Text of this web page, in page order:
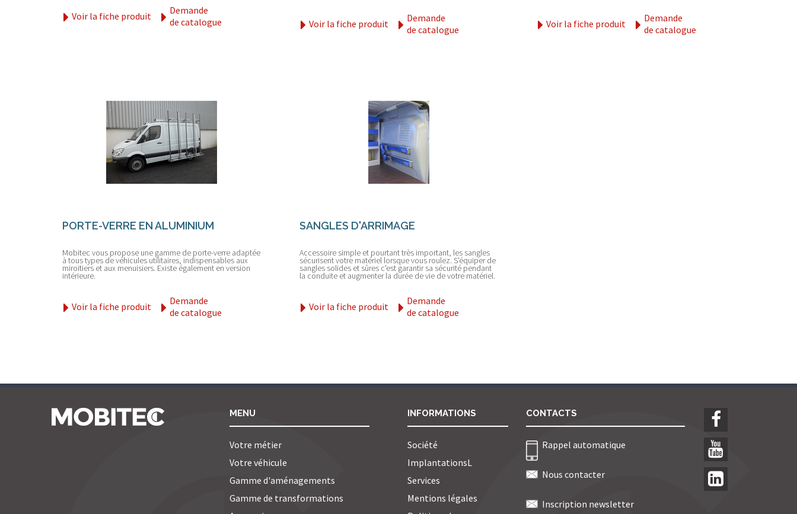
Voir la fiche produit
Demande
de catalogue
Voir la fiche produit
Demande
de catalogue
Voir la fiche produit
Demande
de catalogue
PORTE-VERRE EN ALUMINIUM
Mobitec vous propose une gamme de porte-verre adaptée
à tous types de véhicules utilitaires, indispensables aux
miroitiers et aux menuisiers. Existe également en version
intérieure.
Voir la fiche produit
Demande
de catalogue
SANGLES D'ARRIMAGE
Accessoire simple et pourtant très important, les sangles
sécurisent votre matériel lorsque vous roulez. S'équiper de
sangles solides et sûres c'est garantir sa sécurité pendant
la conduite et augmenter la durée de vie de votre matériel.
Voir la fiche produit
Demande
de catalogue
MENU
Votre métier
Votre véhicule
Gamme d'aménagements
Gamme de transformations
INFORMATIONS
Société
ImplantationsL
Services
Mentions légales
CONTACTS
Rappel automatique
Nous contacter
Inscription newsletter